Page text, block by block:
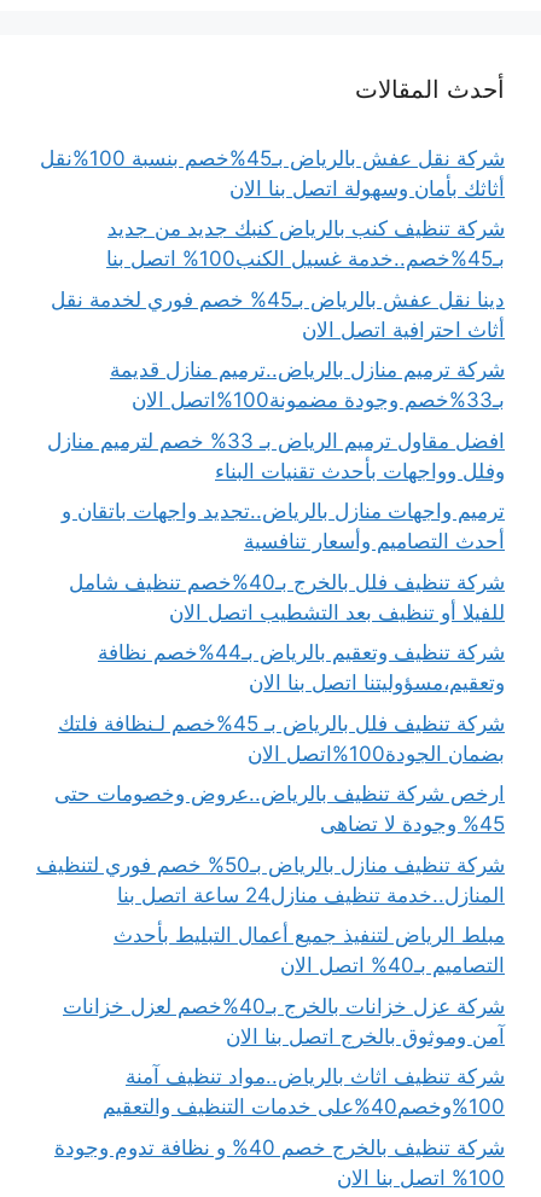
أحدث المقالات
شركة نقل عفش بالرياض بـ45%خصم بنسبة 100%نقل
أثاثك بأمان وسهولة اتصل بنا الان
شركة تنظيف كنب بالرياض كنبك جديد من جديد
بـ45%خصم..خدمة غسيل الكنب100% اتصل بنا
دينا نقل عفش بالرياض بـ45% خصم فوري لخدمة نقل
أثاث احترافية اتصل الان
شركة ترميم منازل بالرياض..ترميم منازل قديمة
بـ33%خصم وجودة مضمونة100%اتصل الان
افضل مقاول ترميم الرياض بـ 33% خصم لترميم منازل
وفلل وواجهات بأحدث تقنيات البناء
ترميم واجهات منازل بالرياض..تجديد واجهات باتقان و
أحدث التصاميم وأسعار تنافسية
شركة تنظيف فلل بالخرج بـ40%خصم تنظيف شامل
للفيلا أو تنظيف بعد التشطيب اتصل الان
شركة تنظيف وتعقيم بالرياض بـ44%خصم نظافة
وتعقيم،مسؤوليتنا اتصل بنا الان
شركة تنظيف فلل بالرياض بـ 45%خصم لـنظافة فلتك
بضمان الجودة100%اتصل الان
ارخص شركة تنظيف بالرياض..عروض وخصومات حتى
45% وجودة لا تضاهى
شركة تنظيف منازل بالرياض بـ50% خصم فوري لتنظيف
المنازل..خدمة تنظيف منازل24 ساعة اتصل بنا
مبلط الرياض لتنفيذ جميع أعمال التبليط بأحدث
التصاميم بـ40% اتصل الان
شركة عزل خزانات بالخرج بـ40%خصم لعزل خزانات
آمن وموثوق بالخرج اتصل بنا الان
شركة تنظيف اثاث بالرياض..مواد تنظيف آمنة
100%وخصم40%على خدمات التنظيف والتعقيم
شركة تنظيف بالخرج خصم 40% و نظافة تدوم وجودة
100% اتصل بنا الان